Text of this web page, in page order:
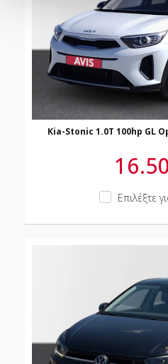
Kia-Stonic 1.0T 100hp GL
Επιλέξτε